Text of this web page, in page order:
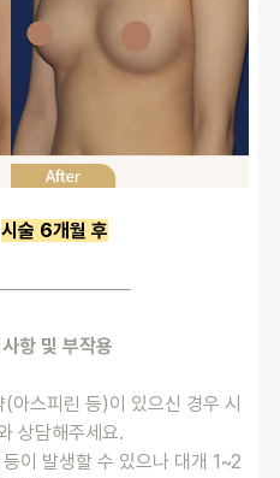
시술 6개월 후
항 및 부작용
아스피린 등)이 있으신 경우 시
상담해주세요.
이 발생할 수 있으나 대개 1~2